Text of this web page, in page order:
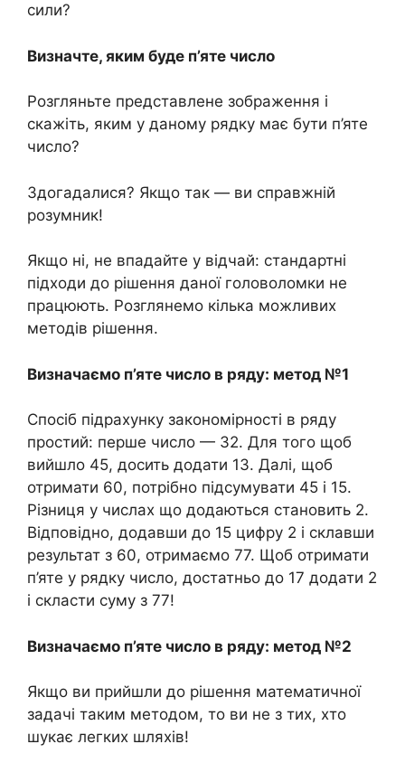
сили?
Визначте, яким буде п’яте число
Розгляньте представлене зображення і
скажіть, яким у даному рядку має бути п’яте
число?
Здогадалися? Якщо так — ви справжній
розумник!
Якщо ні, не впадайте у відчай: стандартні
підходи до рішення даної головоломки не
працюють. Розглянемо кілька можливих
методів рішення.
Визначаємо п’яте число в ряду: метод №1
Спосіб підрахунку закономірності в ряду
простий: перше число — 32. Для того щоб
вийшло 45, досить додати 13. Далі, щоб
отримати 60, потрібно підсумувати 45 і 15.
Різниця у числах що додаються становить 2.
Відповідно, додавши до 15 цифру 2 і склавши
результат з 60, отримаємо 77. Щоб отримати
п’яте у рядку число, достатньо до 17 додати 2
і скласти суму з 77!
Визначаємо п’яте число в ряду: метод №2
Якщо ви прийшли до рішення математичної
задачі таким методом, то ви не з тих, хто
шукає легких шляхів!